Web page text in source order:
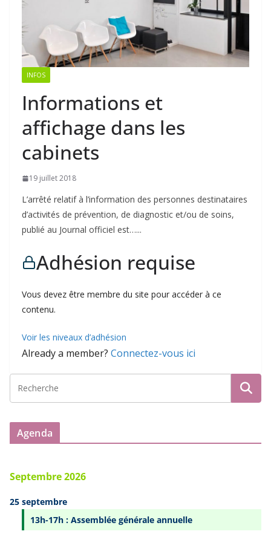
INFOS
Informations et
affichage dans les
cabinets
19 juillet 2018
L’arrêté relatif à l’information des personnes destinataires
d’activités de prévention, de diagnostic et/ou de soins,
publié au Journal officiel est…...
Adhésion requise
Vous devez être membre du site pour accéder à ce
contenu.
Voir les niveaux d’adhésion
Already a member? Connectez-vous ici
Agenda
Septembre 2026
25 septembre
13h-17h : Assemblée générale annuelle